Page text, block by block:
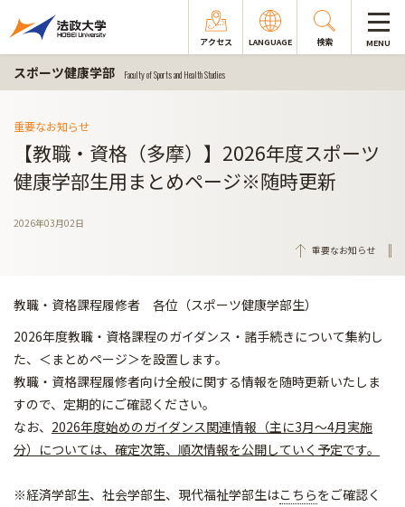
アクセス LANGUAGE 検索 MENU
スポーツ健康学部 Faculty of Sports and Health Studies
重要なお知らせ
【教職・資格（多摩）】2026年度スポーツ
健康学部生用まとめページ※随時更新
2026年03月02日
重要なお知らせ
教職・資格課程履修者 各位（スポーツ健康学部生）
2026年度教職・資格課程のガイダンス・諸手続きについて集約し
た、＜まとめページ＞を設置します。
教職・資格課程履修者向け全般に関する情報を随時更新いたしま
すので、定期的にご確認ください。
なお、 2026年度始めのガイダンス関連情報（主に3月～4月実施
分）については、確定次第、順次情報を公開していく予定です。
※経済学部生、社会学部生、現代福祉学部生はこちらをご確認く